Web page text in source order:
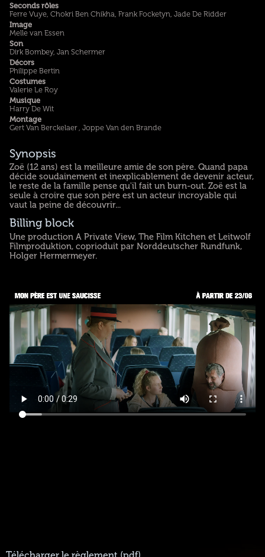
Seconds rôles
Ferre Vuye, Chokri Ben Chikha, Frank Focketyn, Jade De Ridder
Image
Melle van Essen
Son
Dirk Bombey, Jan Schermer
Décors
Philippe Bertin
Costumes
Valerie Le Roy
Musique
Harry De Wit
Montage
Gert Van Berckelaer , Joppe Van den Brande
Synopsis
Zoë (12 ans) est la meilleure amie de son père. Quand papa
décide soudainement et inexplicablement de devenir acteur,
le reste de la famille pense qu'il fait un burn-out. Zoë est la
seule à croire que son père est un acteur incroyable qui
vaut la peine de découvrir...
Billing block
Une production A Private View, The Film Kitchen et Leitwolf
Filmproduktion, coprioduit par Norddeutscher Rundfunk,
Holger Hermermeyer.